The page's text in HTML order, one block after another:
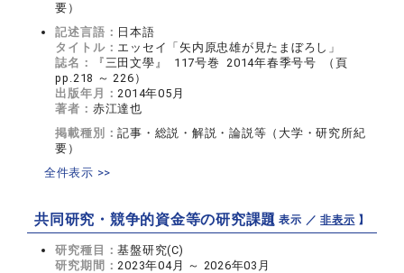
要）
記述言語： 日本語
タイトル： エッセイ「矢内原忠雄が見たまぼろし」
誌名：
『三田文學』 117号巻 2014年春季号号 （頁
pp.218 ～ 226）
出版年月：2014年05月
著者： 赤江達也
掲載種別：記事・総説・解説・論説等（大学・研究所紀
要）
全件表示 >>
共同研究・競争的資金等の研究課題【 表示 ／非表示 】
研究種目：基盤研究(C)
研究期間：2023年04月 ～ 2026年03月